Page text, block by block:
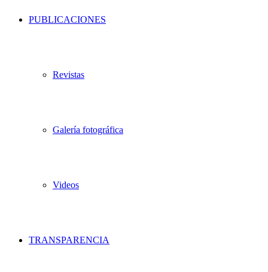
PUBLICACIONES
Revistas
Galería fotográfica
Videos
TRANSPARENCIA